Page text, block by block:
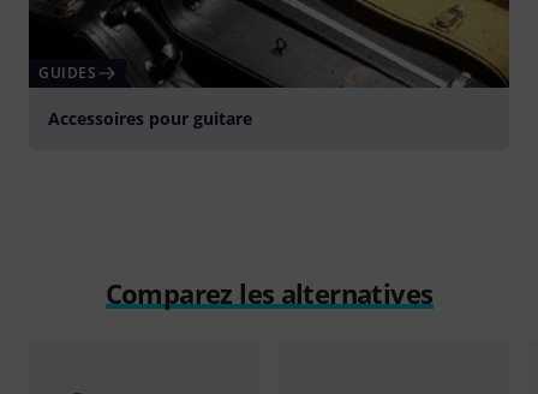
GUIDES
Accessoires pour guitare
Comparez les alternatives